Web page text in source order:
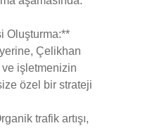
Oluşturma:**
Çelikhan
ve işletmenizin
özel bir strateji
trafik artışı,